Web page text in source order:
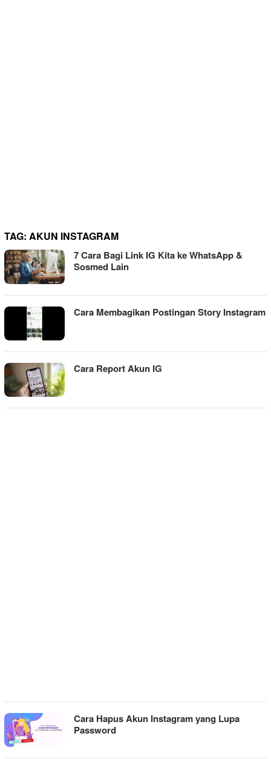
TAG: AKUN INSTAGRAM
7 Cara Bagi Link IG Kita ke WhatsApp &
Sosmed Lain
Cara Membagikan Postingan Story Instagram
Cara Report Akun IG
Cara Hapus Akun Instagram yang Lupa
Password